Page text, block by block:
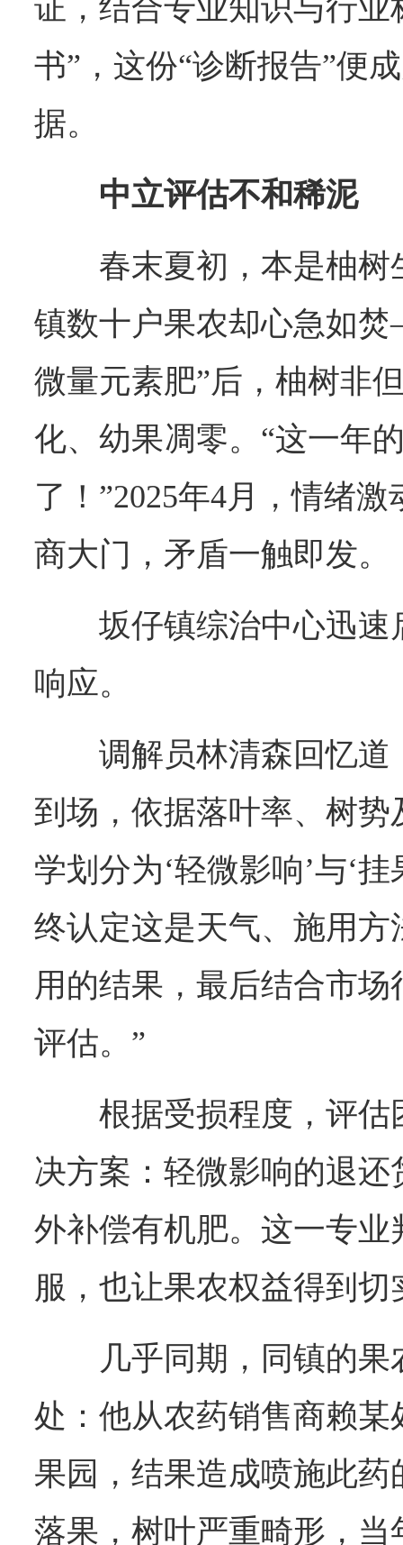
证，结合专业知识与行业
书”，这份“诊断报告”便
据。
中立评估不和稀泥
春末夏初，本是柚
镇数十户果农却心急如
微量元素肥”后，柚树非
化、幼果凋零。“这一年
了！”2025年4月，情绪
商大门，矛盾一触即发。
坂仔镇综治中心迅速
响应。
调解员林清森回忆道
到场，依据落叶率、树
学划分为‘轻微影响’与‘
终认定这是天气、施用
用的结果，最后结合市
评估。”
根据受损程度，评
决方案：轻微影响的退
外补偿有机肥。这一专
服，也让果农权益得到切
几乎同期，同镇的
处：他从农药销售商赖
果园，结果造成喷施此药
落果，树叶严重畸形，